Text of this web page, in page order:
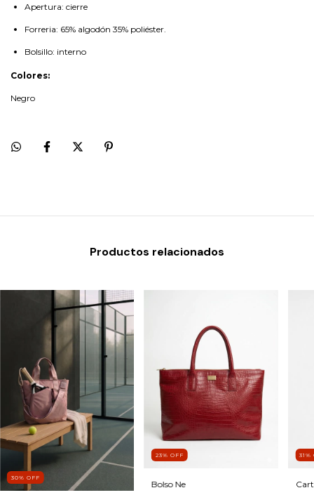
Apertura: cierre
Forreria: 65% algodón 35% poliéster.
Bolsillo: interno
Colores:
Negro
Productos relacionados
30% OFF
23% OFF
Bolso Ne
31%